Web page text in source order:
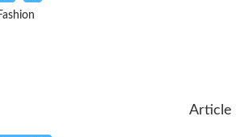
Article